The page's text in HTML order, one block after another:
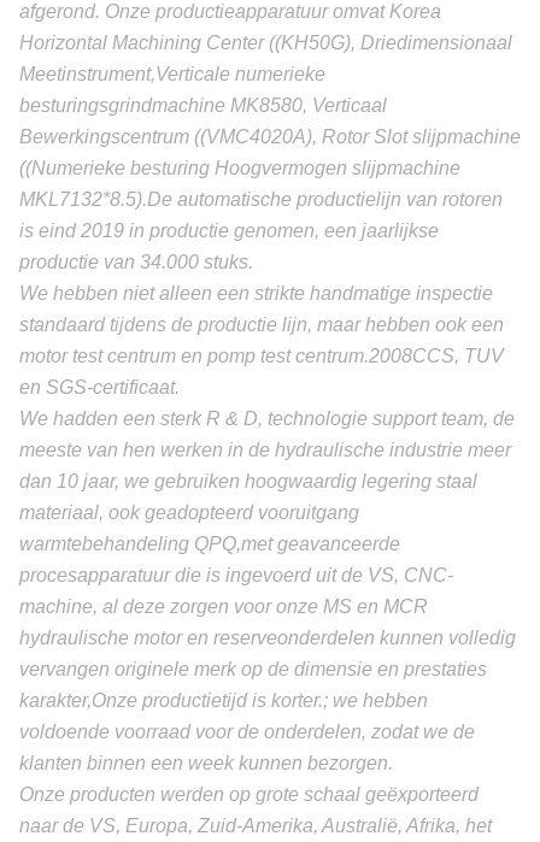
afgerond. Onze productieapparatuur omvat Korea
Horizontal Machining Center ((KH50G), Driedimensionaal
Meetinstrument,Verticale numerieke
besturingsgrindmachine MK8580, Verticaal
Bewerkingscentrum ((VMC4020A), Rotor Slot slijpmachine
((Numerieke besturing Hoogvermogen slijpmachine
MKL7132*8.5).De automatische productielijn van rotoren
is eind 2019 in productie genomen, een jaarlijkse
productie van 34.000 stuks.
We hebben niet alleen een strikte handmatige inspectie
standaard tijdens de productie lijn, maar hebben ook een
motor test centrum en pomp test centrum.2008CCS, TUV
en SGS-certificaat.
We hadden een sterk R & D, technologie support team, de
meeste van hen werken in de hydraulische industrie meer
dan 10 jaar, we gebruiken hoogwaardig legering staal
materiaal, ook geadopteerd vooruitgang
warmtebehandeling QPQ,met geavanceerde
procesapparatuur die is ingevoerd uit de VS, CNC-
machine, al deze zorgen voor onze MS en MCR
hydraulische motor en reserveonderdelen kunnen volledig
vervangen originele merk op de dimensie en prestaties
karakter,Onze productietijd is korter.; we hebben
voldoende voorraad voor de onderdelen, zodat we de
klanten binnen een week kunnen bezorgen.
Onze producten werden op grote schaal geëxporteerd
naar de VS, Europa, Zuid-Amerika, Australië, Afrika, het